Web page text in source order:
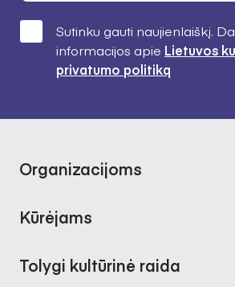
Sutinku gauti naujienlaiškį.
informacijos apie Lietuvos
privatumo politiką
Organizacijoms
Kūrėjams
Tolygi kultūrinė raida